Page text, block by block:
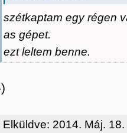
szétkaptam egy régen
as gépet.
ezt leltem benne.
Elküldve: 2014. Máj.